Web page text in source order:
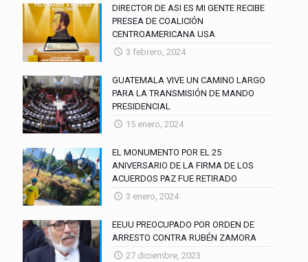
DIRECTOR DE ASI ES MI GENTE RECIBE
PRESEA DE COALICIÓN
CENTROAMERICANA USA
3 febrero, 2024
GUATEMALA VIVE UN CAMINO LARGO
PARA LA TRANSMISIÓN DE MANDO
PRESIDENCIAL
15 enero, 2024
EL MONUMENTO POR EL 25
ANIVERSARIO DE LA FIRMA DE LOS
ACUERDOS PAZ FUE RETIRADO
3 enero, 2024
EEUU PREOCUPADO POR ORDEN DE
ARRESTO CONTRA RUBÉN ZAMORA
27 diciembre, 2023